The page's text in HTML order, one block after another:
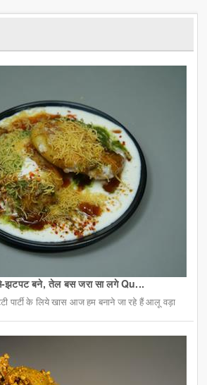
झटपट बने, तेल बस जरा सा लगे Qu...
पार्टी के लिये खास आज हम बनाने जा रहे हैं आलू वड़ा